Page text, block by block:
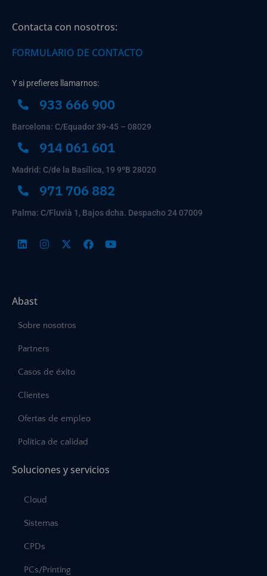
Contacta con nosotros:
FORMULARIO DE CONTACTO
Y si prefieres llamarnos:
933 666 900
Barcelona: C/Equador 39-45 – 08029
914 061 601
Madrid: C/de la Basílica, 19 9ºB 28020
971 706 882
Palma: C/Fluvià 1, Bajos dcha. Despacho 24 07009
Abast
Sobre nosotros
Partners
Casos de éxito
Clientes
Ofertas de empleo
Política de calidad
Soluciones y servicios
Cloud
Sistemas
CPDs
PCs/Printing